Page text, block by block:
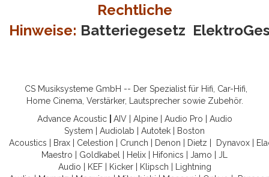
Rechtliche
Hinweise: Batteriegesetz
CS Musiksysteme GmbH -- Der Spezialist für Hifi, Car-Hifi,
Home Cinema, Verstärker, Lautsprecher sowie Zubehör.
Advance Acoustic
AIV| Alpine| Audio Pro
Audio
System
Audiolab Autotek
Boston
Acoustics
Brax Celestion Crunch Denon Dietz Dynavox
Maestro
Goldkabel Helix Hifonics Jamo
JL
Audio
KEF| Kicker| Klipsch
Lightning